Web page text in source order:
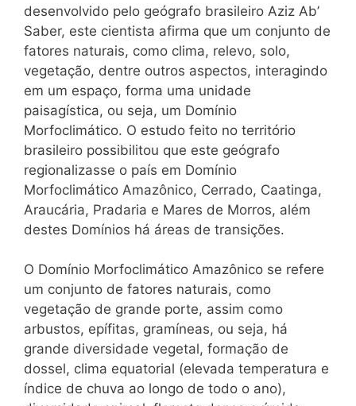
desenvolvido pelo geógrafo brasileiro Aziz Ab’
Saber, este cientista afirma que um conjunto de
fatores naturais, como clima, relevo, solo,
vegetação, dentre outros aspectos, interagindo
em um espaço, forma uma unidade
paisagística, ou seja, um Domínio
Morfoclimático. O estudo feito no território
brasileiro possibilitou que este geógrafo
regionalizasse o país em Domínio
Morfoclimático Amazônico, Cerrado, Caatinga,
Araucária, Pradaria e Mares de Morros, além
destes Domínios há áreas de transições.
O Domínio Morfoclimático Amazônico se refere
um conjunto de fatores naturais, como
vegetação de grande porte, assim como
arbustos, epífitas, gramíneas, ou seja, há
grande diversidade vegetal, formação de
dossel, clima equatorial (elevada temperatura e
índice de chuva ao longo de todo o ano),